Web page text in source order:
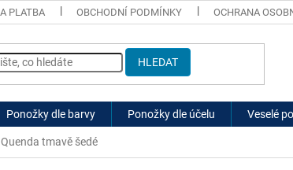
PLATBA OBCHODNÍ PODMÍNKY OCHRANA
HLEDAT
Ponožky dle barvy Ponožky dle účelu Veselé
tmavě šedé